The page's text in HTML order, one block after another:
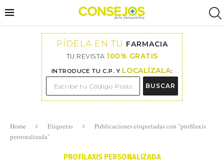
PÍDELA EN TU FARMACIA
TU REVISTA 100% GRATIS
INTRODUCE TU C.P. Y LOCALÍZALA:
BUSCAR
Home Etiquetas
Publicaciones etiquetadas con "profilaxis
personalizada"
PROFILAXIS PERSONALIZADA